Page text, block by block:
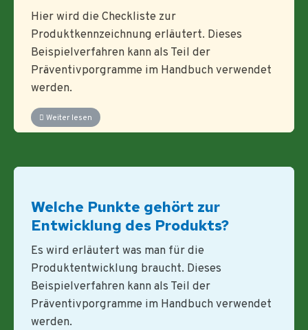
Hier wird die Checkliste zur
Produktkennzeichnung erläutert. Dieses
Beispielverfahren kann als Teil der
Präventivporgramme im Handbuch verwendet
werden.
Weiter lesen
Welche Punkte gehört zur
Entwicklung des Produkts?
Es wird erläutert was man für die
Produktentwicklung braucht. Dieses
Beispielverfahren kann als Teil der
Präventivporgramme im Handbuch verwendet
werden.